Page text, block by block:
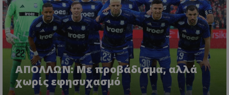
ΑΠΟΛΛΩΝ: Με προβάδισμα, αλλά
χωρίς εφησυχασμό